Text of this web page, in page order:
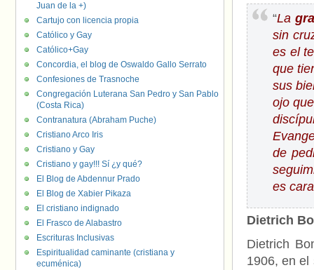
“La
sin
es el
que
sus
ojo
de
es
Dietrich
Dietrich
1906, en el
Juan de la +)
Cartujo con licencia propia
Católico y Gay
Católico+Gay
Concordia, el blog de Oswaldo Gallo Serrato
Confesiones de Trasnoche
Congregación Luterana San Pedro y San Pablo
(Costa Rica)
Contranatura (Abraham Puche)
Cristiano Arco Iris
Cristiano y Gay
Cristiano y gay!!! Sí ¿y qué?
El Blog de Abdennur Prado
El Blog de Xabier Pikaza
El cristiano indignado
El Frasco de Alabastro
Escrituras Inclusivas
Espiritualidad caminante (cristiana y
ecuménica)